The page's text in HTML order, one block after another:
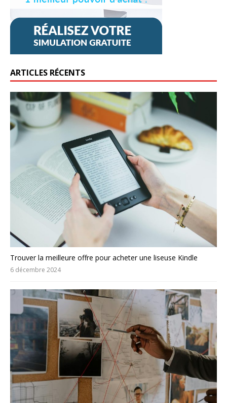
ARTICLES RÉCENTS
Trouver la meilleure offre pour acheter une liseuse Kindle
6 décembre 2024